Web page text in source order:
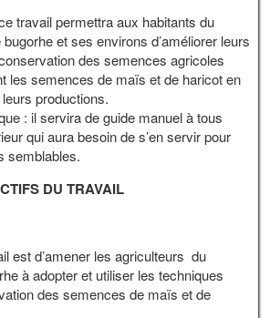
travail permettra aux habitants du
et ses environs d’améliorer leurs
des semences agricoles
les semences de maïs et de haricot en
productions.
: il servira de guide manuel à tous
qui aura besoin de s’en servir pour
semblables.
DU TRAVAIL
d’amener les agriculteurs du
à adopter et utiliser les techniques
des semences de maïs et de